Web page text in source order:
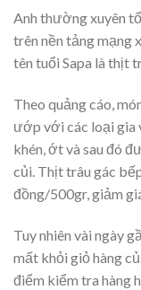
Anh thường xuyên
trên nền tảng mạng
tên tuổi Sapa là thịt
Theo quảng cáo,
ướp với các loại gia
khén, ớt và sau đó
củi. Thịt trâu gác
đồng/500gr, giảm
Tuy nhiên vài ngày
mất khỏi giỏ hàng
điểm kiểm tra hàng